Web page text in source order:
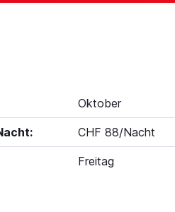
Oktober
CHF 88/Nacht
Freitag